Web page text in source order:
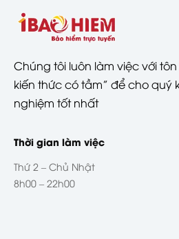
Chúng tôi luôn làm việc với
kiến thức có tầm” để cho quý
nghiệm tốt nhất
Thời gian làm việc
Thứ 2 – Chủ Nhật
8h00 – 22h00